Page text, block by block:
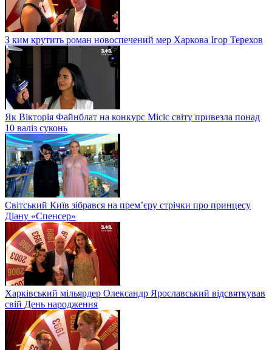
З ким крутить роман новоспечений мер Харкова Ігор Терехов
Як Вікторія Файнблат на конкурс Місіс світу привезла понад
10 валіз суконь
Світський Київ зібрався на прем’єру стрічки про принцесу
Діану «Спенсер»
Харківський мільярдер Олександр Ярославський відсвяткував
свій День народження